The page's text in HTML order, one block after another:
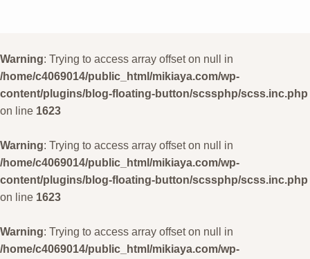
Warning: Trying to access array offset on null in
/home/c4069014/public_html/mikiaya.com/wp-
content/plugins/blog-floating-button/scssphp/scss.inc.php
on line 1623
Warning: Trying to access array offset on null in
/home/c4069014/public_html/mikiaya.com/wp-
content/plugins/blog-floating-button/scssphp/scss.inc.php
on line 1623
Warning: Trying to access array offset on null in
/home/c4069014/public_html/mikiaya.com/wp-